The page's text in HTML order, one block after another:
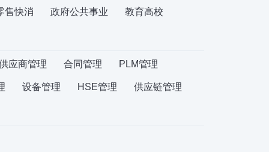
售快消 政府公共事业 教育高校
应商管理 合同管理 PLM管理
设备管理 HSE管理 供应链管理